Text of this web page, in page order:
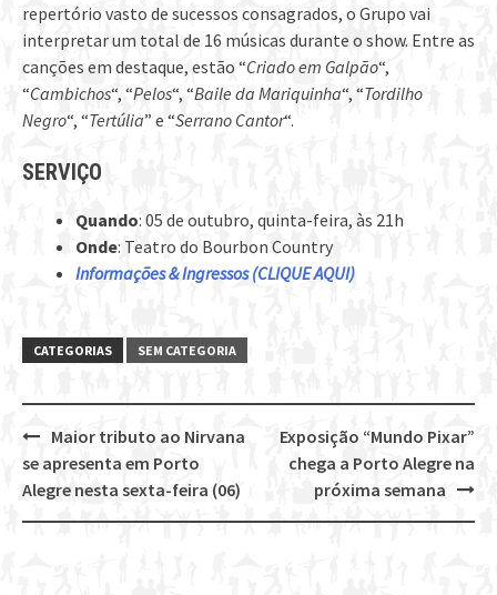
repertório vasto de sucessos consagrados, o Grupo vai
interpretar um total de 16 músicas durante o show. Entre as
canções em destaque, estão “Criado em Galpão“,
“Cambichos“, “Pelos“, “Baile da Mariquinha“, “Tordilho
Negro“, “Tertúlia” e “Serrano Cantor“.
SERVIÇO
Quando: 05 de outubro, quinta-feira, às 21h
Onde: Teatro do Bourbon Country
Informações & Ingressos (CLIQUE AQUI)
CATEGORIAS SEM CATEGORIA
Post
navigation
Exposição “Mundo Pixar”
chega a Porto Alegre na
próxima semana
Maior tributo ao Nirvana
se apresenta em Porto
Alegre nesta sexta-feira (06)